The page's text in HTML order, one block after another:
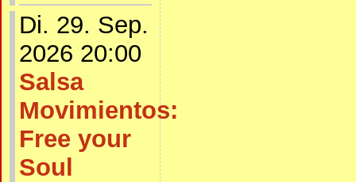
Di. 29. Sep.
2026 20:00
Salsa
Movimientos:
Free your
Soul